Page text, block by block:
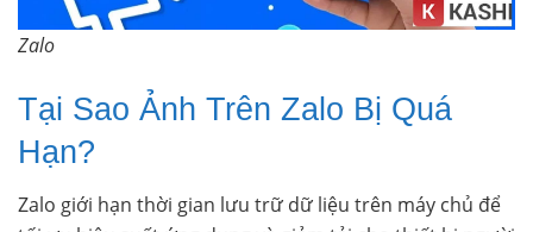
Zalo
Tại Sao Ảnh Trên Zalo Bị Quá
Hạn?
Zalo giới hạn thời gian lưu trữ dữ liệu trên máy chủ để